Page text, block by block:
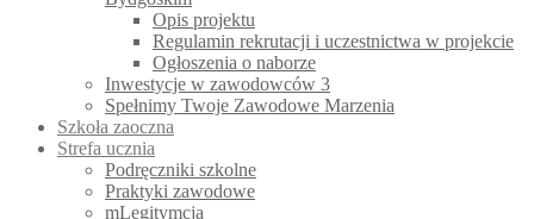
Opis projektu
Regulamin rekrutacji i uczestnictwa w projekcie
Ogłoszenia o naborze
Inwestycje w zawodowców 3
Spełnimy Twoje Zawodowe Marzenia
Szkoła zaoczna
Strefa ucznia
Podręczniki szkolne
Praktyki zawodowe
mLegitymcja